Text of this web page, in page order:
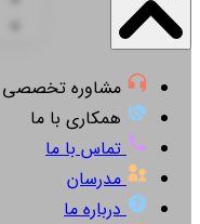
مشاوره تخصصی
همکاری با ما
تماس با ما
مدرسان
درباره ما